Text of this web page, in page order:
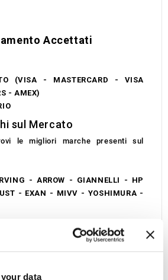
data
Accettati
(VISA - MASTERCARD - VISA
- AMEX)
sul Mercato
le migliori marche presenti sul
- ARROW - GIANNELLI - HP
- EXAN - MIVV - YOSHIMURA -
home cosa dicono i nostri clienti del